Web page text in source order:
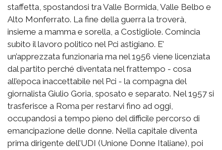
staffetta, spostandosi tra Valle Bormida, Valle Belbo e
Alto Monferrato. La fine della guerra la troverà,
insieme a mamma e sorella, a Costigliole. Comincia
subito il lavoro politico nel Pci astigiano. E’
un’apprezzata funzionaria ma nel 1956 viene licenziata
dal partito perché diventata nel frattempo - cosa
all’epoca inaccettabile nel Pci - la compagna del
giornalista Giulio Goria, sposato e separato. Nel 1957 si
trasferisce a Roma per restarvi fino ad oggi,
occupandosi a tempo pieno del difficile percorso di
emancipazione delle donne. Nella capitale diventa
prima dirigente dell’UDI (Unione Donne Italiane), poi